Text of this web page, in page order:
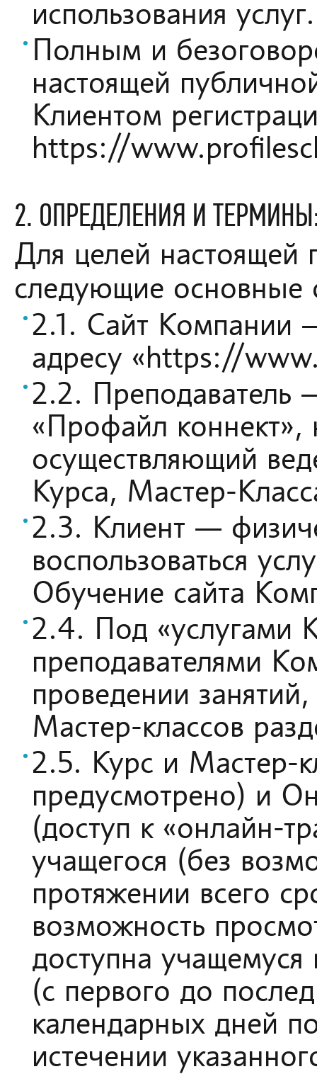
использования услуг.
Полным и
настоящей
Клиентом
https://
2. ОПРЕДЕЛЕНИЯ И
Для целей настоящей
следующие основные
2.1. Сайт Компании
адресу «https://
2.2.
«Профайл коннект»,
осуществляющий
Курса, Мастер-
2.3. Клиент —
воспользоваться
Обучение сайта
2.4. Под «услугами
преподавателями
проведении
Мастер-классов
2.5. Курс и Мастер-
предусмотрено) и
(доступ к «онлайн-
учащегося (без
протяжении всего
возможность
доступна учащемуся
(с первого до
календарных дней
истечении